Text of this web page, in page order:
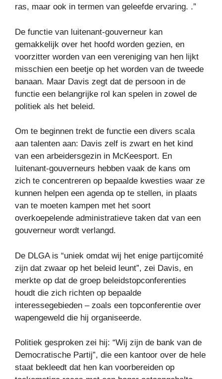
ras, maar ook in termen van geleefde ervaring. .”
De functie van luitenant-gouverneur kan
gemakkelijk over het hoofd worden gezien, en
voorzitter worden van een vereniging van hen lijkt
misschien een beetje op het worden van de tweede
banaan. Maar Davis zegt dat de persoon in de
functie een belangrijke rol kan spelen in zowel de
politiek als het beleid.
Om te beginnen trekt de functie een divers scala
aan talenten aan: Davis zelf is zwart en het kind
van een arbeidersgezin in McKeesport. En
luitenant-gouverneurs hebben vaak de kans om
zich te concentreren op bepaalde kwesties waar ze
kunnen helpen een agenda op te stellen, in plaats
van te moeten kampen met het soort
overkoepelende administratieve taken dat van een
gouverneur wordt verlangd.
De DLGA is “uniek omdat wij het enige partijcomité
zijn dat zwaar op het beleid leunt”, zei Davis, en
merkte op dat de groep beleidstopconferenties
houdt die zich richten op bepaalde
interessegebieden – zoals een topconferentie over
wapengeweld die hij organiseerde.
Politiek gesproken zei hij: “Wij zijn de bank van de
Democratische Partij”, die een kantoor over de hele
staat bekleedt dat hen kan voorbereiden op